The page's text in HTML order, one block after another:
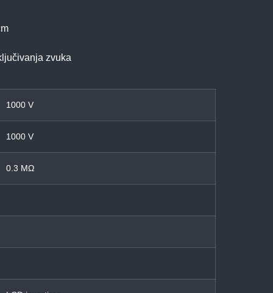
zvuka
1000 V
1000 V
0.3 MΩ